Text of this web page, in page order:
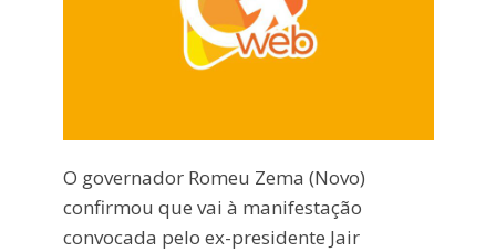
O governador Romeu Zema (Novo)
confirmou que vai à manifestação
convocada pelo ex-presidente Jair